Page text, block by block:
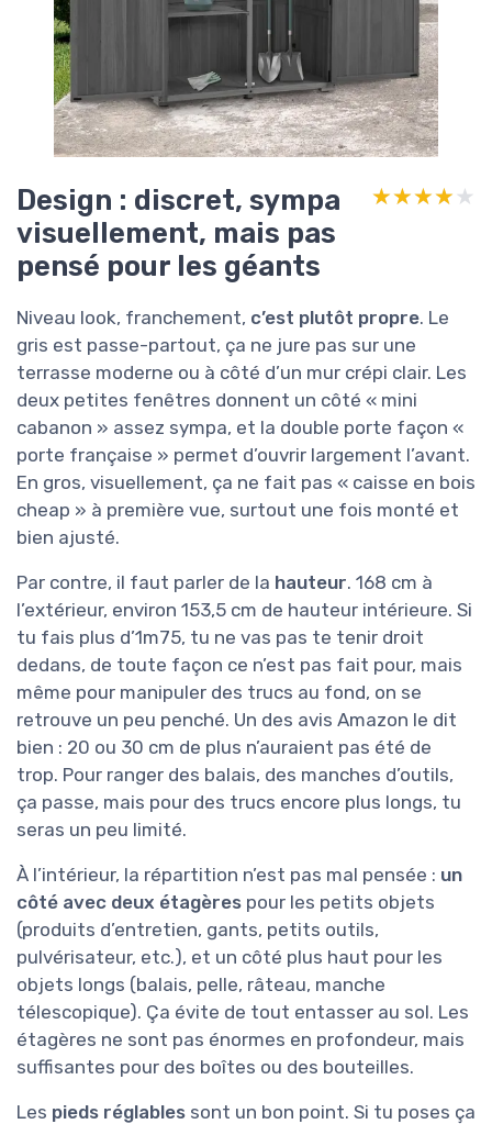
Design : discret, sympa
visuellement, mais pas
pensé pour les géants
★★★★★
★★★★★
Niveau look, franchement, c’est plutôt propre. Le
gris est passe-partout, ça ne jure pas sur une
terrasse moderne ou à côté d’un mur crépi clair. Les
deux petites fenêtres donnent un côté « mini
cabanon » assez sympa, et la double porte façon «
porte française » permet d’ouvrir largement l’avant.
En gros, visuellement, ça ne fait pas « caisse en bois
cheap » à première vue, surtout une fois monté et
bien ajusté.
Par contre, il faut parler de la hauteur. 168 cm à
l’extérieur, environ 153,5 cm de hauteur intérieure. Si
tu fais plus d’1m75, tu ne vas pas te tenir droit
dedans, de toute façon ce n’est pas fait pour, mais
même pour manipuler des trucs au fond, on se
retrouve un peu penché. Un des avis Amazon le dit
bien : 20 ou 30 cm de plus n’auraient pas été de
trop. Pour ranger des balais, des manches d’outils,
ça passe, mais pour des trucs encore plus longs, tu
seras un peu limité.
À l’intérieur, la répartition n’est pas mal pensée : un
côté avec deux étagères pour les petits objets
(produits d’entretien, gants, petits outils,
pulvérisateur, etc.), et un côté plus haut pour les
objets longs (balais, pelle, râteau, manche
télescopique). Ça évite de tout entasser au sol. Les
étagères ne sont pas énormes en profondeur, mais
suffisantes pour des boîtes ou des bouteilles.
Les pieds réglables sont un bon point. Si tu poses ça